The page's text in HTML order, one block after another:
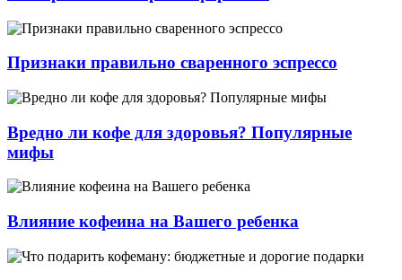
Признаки правильно сваренного эспрессо
Вредно ли кофе для здоровья? Популярные
мифы
Влияние кофеина на Вашего ребенка